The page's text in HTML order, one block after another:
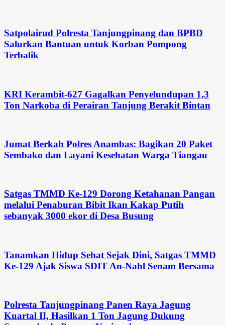
Satpolairud Polresta Tanjungpinang dan BPBD
Salurkan Bantuan untuk Korban Pompong
Terbalik
KRI Kerambit-627 Gagalkan Penyelundupan 1,3
Ton Narkoba di Perairan Tanjung Berakit Bintan
Jumat Berkah Polres Anambas: Bagikan 20 Paket
Sembako dan Layani Kesehatan Warga Tiangau
Satgas TMMD Ke-129 Dorong Ketahanan Pangan
melalui Penaburan Bibit Ikan Kakap Putih
sebanyak 3000 ekor di Desa Busung
Tanamkan Hidup Sehat Sejak Dini, Satgas TMMD
Ke-129 Ajak Siswa SDIT An-Nahl Senam Bersama
Polresta Tanjungpinang Panen Raya Jagung
Kuartal II, Hasilkan 1 Ton Jagung Dukung